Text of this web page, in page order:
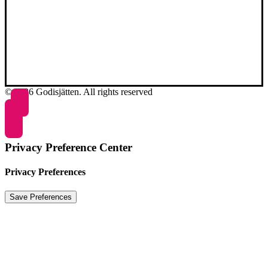
© 2026 Godisjätten. All rights reserved
Privacy Preference Center
Privacy Preferences